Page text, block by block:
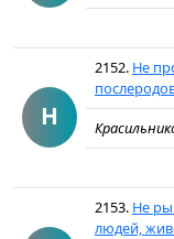
Н
2152. Не
2153. Не
людей,